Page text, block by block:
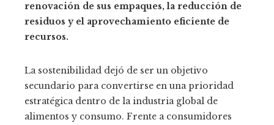
renovación de sus empaques, la reducción de
residuos y el aprovechamiento eficiente de
recursos.
La sostenibilidad dejó de ser un objetivo
secundario para convertirse en una prioridad
estratégica dentro de la industria global de
alimentos y consumo. Frente a consumidores